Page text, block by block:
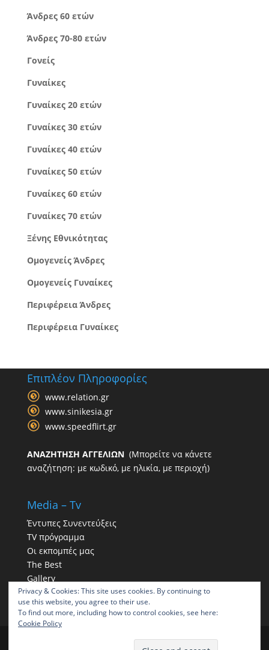
Άνδρες 60 ετών
Άνδρες 70-80 ετών
Γονείς
Γυναίκες
Γυναίκες 20 ετών
Γυναίκες 30 ετών
Γυναίκες 40 ετών
Γυναίκες 50 ετών
Γυναίκες 60 ετών
Γυναίκες 70 ετών
Ξένης Εθνικότητας
Ομογενείς Άνδρες
Ομογενείς Γυναίκες
Περιφέρεια Άνδρες
Περιφέρεια Γυναίκες
Επιπλέον Πληροφορίες
www.relation.gr
www.sinikesia.gr
www.speedflirt.gr
ΑΝΑΖΗΤΗΣΗ ΑΓΓΕΛΙΩΝ(Μπορείτε να κάνετε
αναζήτηση: με κωδικό, με ηλικία, με περιοχή)
Media – Tv
Έντυπες Συνεντεύξεις
TV πρόγραμμα
Οι εκπομπές μας
The Best
Gallery
Η παρουσία μας στα social
Privacy & Cookies: This site uses cookies. By continuing to
use this website, you agree to their use.
To find out more, including how to control cookies, see here:
Cookie Policy